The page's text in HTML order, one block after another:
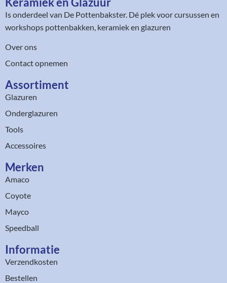
Is onderdeel van De Pottenbakster. Dé plek voor cursussen en
workshops pottenbakken, keramiek en glazuren
Over ons
Contact opnemen
Assortiment​
Glazuren
Onderglazuren
Tools
Accessoires
Merken
Amaco
Coyote
Mayco
Speedball
Informatie
Verzendkosten
Bestellen